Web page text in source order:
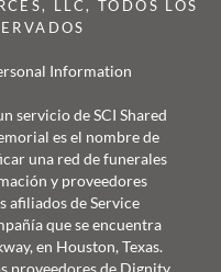
LLC, TODOS LOS
Information
servicio de SCI Shared
es el nombre de
una red de funerales
y proveedores
afiliados de Service
que se encuentra
en Houston, Texas.
proveedores de Dignity